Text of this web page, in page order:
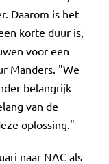
Daarom is het
korte duur is,
voor een
Manders. "We
belangrijk
van de
oplossing."
naar NAC als